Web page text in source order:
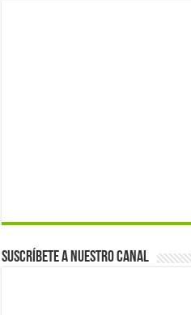
Suscríbete a nuestro canal